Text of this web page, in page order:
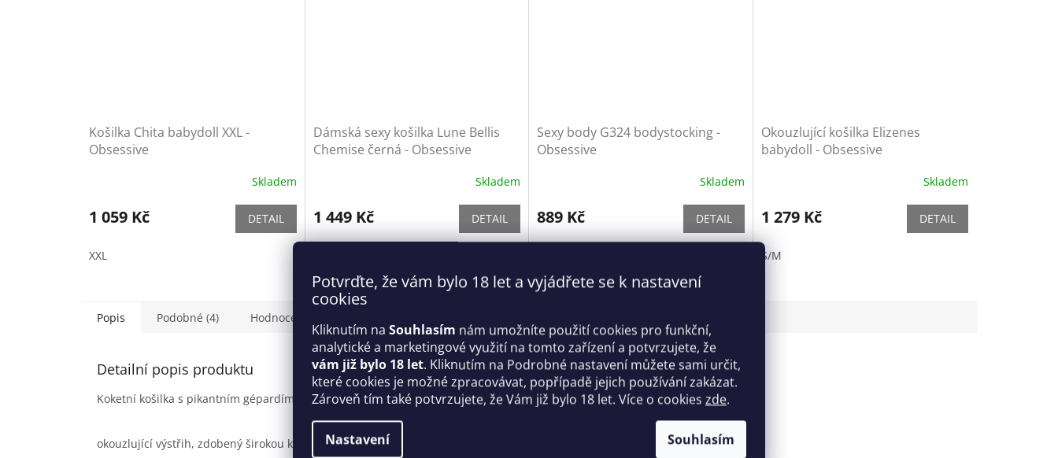
Potvrďte, že vám bylo 18 let a vyjádřete se k nastavení
cookies
Kliknutím na Souhlasím nám umožníte použití cookies pro funkční,
analytické a marketingové využití na tomto zařízení a potvrzujete, že
vám již bylo 18 let. Kliknutím na Podrobné nastavení můžete sami určit,
které cookies je možné zpracovávat, popřípadě jejich používání zakázat.
Zároveň tím také potvrzujete, že Vám již bylo 18 let. Více o cookies zde.
Nastavení Souhlasím
Košilka Chita babydoll XXL -
Obsessive
Skladem
1 059 Kč DETAIL
XXL
Dámská sexy košilka Lune Bellis
Chemise černá - Obsessive
Skladem
1 449 Kč DETAIL
Sexy body G324 bodystocking -
Obsessive
Skladem
889 Kč DETAIL
Okouzlující košilka Elizenes
babydoll - Obsessive
Skladem
1 279 Kč DETAIL
S/M
Popis Podobné (4) Hodnocení
Detailní popis produktu
Koketní košilka s pikantním gépardím motivem!
okouzlující výstřih, zdobený širokou krajkou